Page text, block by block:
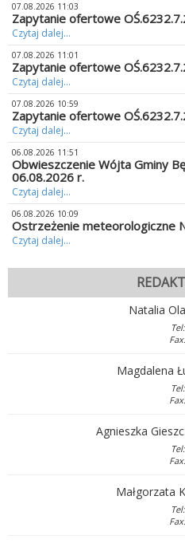
07.08.2026 11:03
Zapytanie ofertowe
Czytaj dalej...
07.08.2026 11:01
Zapytanie ofertowe
Czytaj dalej...
07.08.2026 10:59
Zapytanie ofertowe
Czytaj dalej...
06.08.2026 11:51
Obwieszczenie Wójta Gminy
06.08.2026 r.
Czytaj dalej...
06.08.2026 10:09
Ostrzeżenie meteorologiczne
Czytaj dalej...
Natalia
Tel:
Magdalena
Tel:
Agnieszka
Tel:
Małgorzata
Tel: